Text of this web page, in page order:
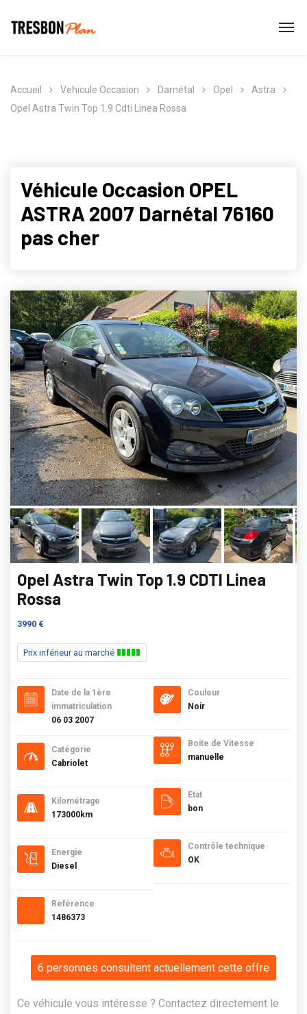
Accueil Vehicule Occasion Darnétal Opel
Astra
Opel Astra Twin Top 1.9 Cdti Linea Rossa
Véhicule Occasion OPEL
ASTRA 2007 Darnétal 76160
pas cher
Opel Astra Twin Top 1.9 CDTI Linea
Rossa
3990 €
Prix inférieur au marché
Date de la 1ère
immatriculation
06 03 2007
Catégorie
Cabriolet
Kilométrage
173000km
Energie
Diesel
Référence
1486373
Couleur
Noir
Boite de Vitesse
manuelle
Etat
bon
Contrôle technique
OK
6 personnes consultent actuellement cette offre
Ce véhicule vous intéresse ? Contactez directement le